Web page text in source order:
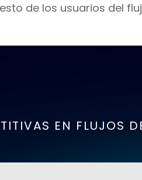
de los usuarios del
EN FLUJOS